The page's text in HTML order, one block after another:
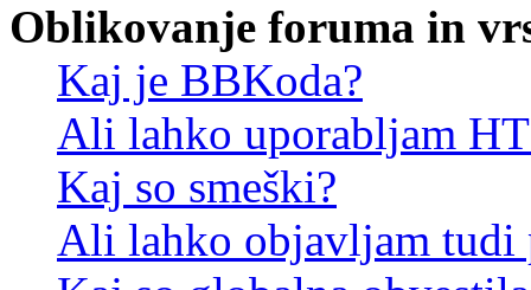
Oblikovanje foruma in
Kaj je BBKoda?
Ali lahko uporabljam
Kaj so smeški?
Ali lahko objavljam tudi